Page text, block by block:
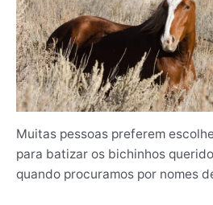
Muitas pessoas preferem
para batizar os bichinhos
quando procuramos por nomes